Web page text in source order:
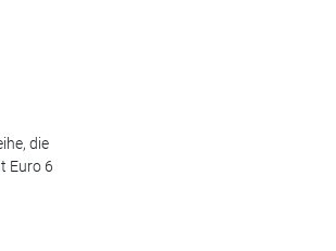
die
Euro 6